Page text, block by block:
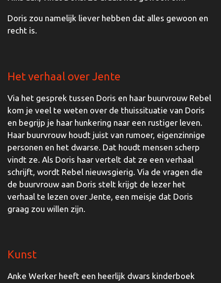
Doris zou namelijk liever hebben dat alles gewoon en
recht is.
Het verhaal over Jente
Via het gesprek tussen Doris en haar buurvrouw Rebel
kom je veel te weten over de thuissituatie van Doris
en begrijp je haar hunkering naar een rustiger leven.
Haar buurvrouw houdt juist van rumoer, eigenzinnige
personen en het dwarse. Dat houdt mensen scherp
vindt ze. Als Doris haar vertelt dat ze een verhaal
schrijft, wordt Rebel nieuwsgierig. Via de vragen die
de buurvrouw aan Doris stelt krijgt de lezer het
verhaal te lezen over Jente, een meisje dat Doris
graag zou willen zijn.
Kunst
Anke Werker heeft een heerlijk dwars kinderboek